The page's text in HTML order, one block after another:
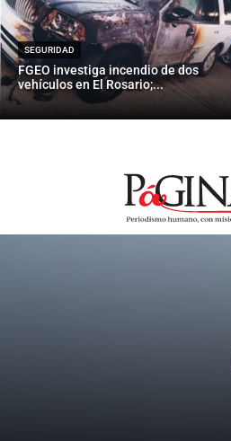
SEGURIDAD
FGEO investiga incendio de dos
vehículos en El Rosario;...